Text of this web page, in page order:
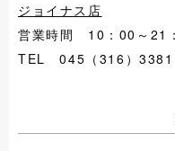
ジョイナス店
営業時間 10：00～21
TEL 045（316）3381